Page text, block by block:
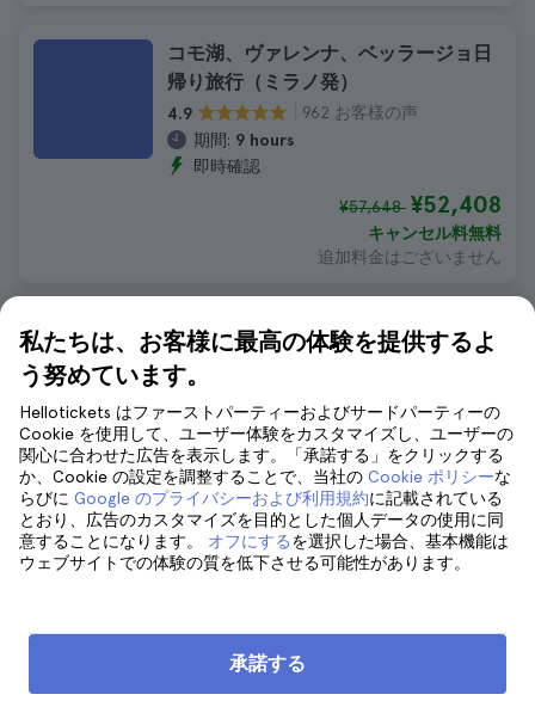
コモ湖、ヴァレンナ、ベッラージョ日
帰り旅行（ミラノ発）
4.9
962 お客様の声
期間: 9 hours
即時確認
¥57,648 ¥52,408
キャンセル料無料
追加料金はございません
コモ発 ルガーノ＆ベラージオ 日帰り旅
行（クルーズ付き）
4.7
期間: 8 hours
¥14,226
キャンセル料無料
追加料金はございません
ミラノ大聖堂、屋上と博物館のチケッ
私たちは、お客様に最高の体験を提供するよ
う努めています。
Hellotickets はファーストパーティーおよびサードパーティーの
Cookie を使用して、ユーザー体験をカスタマイズし、ユーザーの
関心に合わせた広告を表示します。「承諾する」をクリックする
か、Cookie の設定を調整することで、当社の Cookie ポリシーな
らびに Google のプライバシーおよび利用規約に記載されている
とおり、広告のカスタマイズを目的とした個人データの使用に同
意することになります。 オフにするを選択した場合、基本機能は
ウェブサイトでの体験の質を低下させる可能性があります。
承諾する